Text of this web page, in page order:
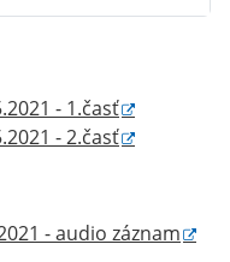
- 1.časť
- 2.časť
- audio záznam